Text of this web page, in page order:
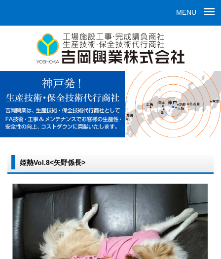
MENU
姫熱Vol.8<矢野係長>